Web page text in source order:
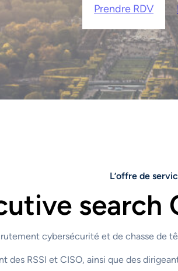
Prendre RDV
L’offre de
search
cybersécurité et de chasse de
des RSSI et CISO, ainsi que des